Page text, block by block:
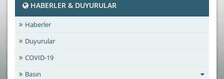
HABERLER & DUYURULAR
Haberler
Duyurular
COVID-19
Basın